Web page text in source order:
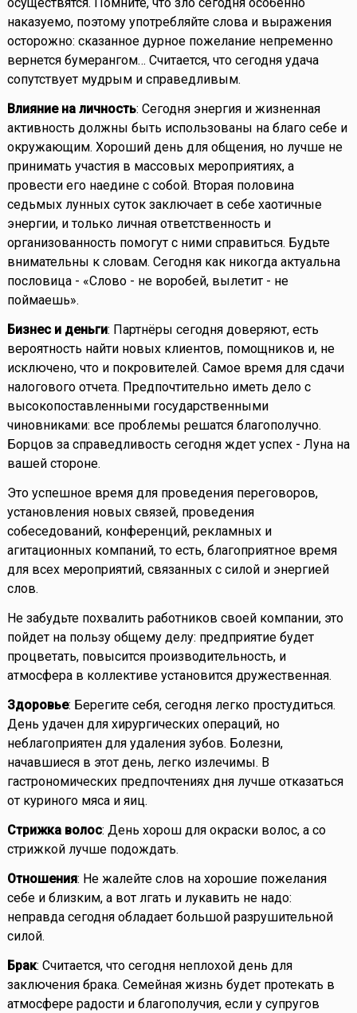
наказуемо, поэтому употребляйте слова и выражения
осторожно: сказанное дурное пожелание непременно
вернется бумерангом… Считается, что сегодня удача
сопутствует мудрым и справедливым.
Влияние на личность: Сегодня энергия и жизненная
активность должны быть использованы на благо себе и
окружающим. Хороший день для общения, но лучше не
принимать участия в массовых мероприятиях, а
провести его наедине с собой. Вторая половина
седьмых лунных суток заключает в себе хаотичные
энергии, и только личная ответственность и
организованность помогут с ними справиться. Будьте
внимательны к словам. Сегодня как никогда актуальна
пословица - «Слово - не воробей, вылетит - не
поймаешь».
Бизнес и деньги: Партнёры сегодня доверяют, есть
вероятность найти новых клиентов, помощников и, не
исключено, что и покровителей. Самое время для сдачи
налогового отчета. Предпочтительно иметь дело с
высокопоставленными государственными
чиновниками: все проблемы решатся благополучно.
Борцов за справедливость сегодня ждет успех - Луна на
вашей стороне.
Это успешное время для проведения переговоров,
установления новых связей, проведения
собеседований, конференций, рекламных и
агитационных компаний, то есть, благоприятное время
для всех мероприятий, связанных с силой и энергией
слов.
Не забудьте похвалить работников своей компании, это
пойдет на пользу общему делу: предприятие будет
процветать, повысится производительность, и
атмосфера в коллективе установится дружественная.
Здоровье: Берегите себя, сегодня легко простудиться.
День удачен для хирургических операций, но
неблагоприятен для удаления зубов. Болезни,
начавшиеся в этот день, легко излечимы. В
гастрономических предпочтениях дня лучше отказаться
от куриного мяса и яиц.
Стрижка волос: День хорош для окраски волос, а со
стрижкой лучше подождать.
Отношения: Не жалейте слов на хорошие пожелания
себе и близким, а вот лгать и лукавить не надо:
неправда сегодня обладает большой разрушительной
силой.
Брак: Считается, что сегодня неплохой день для
заключения брака. Семейная жизнь будет протекать в
атмосфере радости и благополучия, если у супругов